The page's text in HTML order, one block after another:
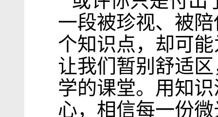
一段被珍视、被
个知识点，却可
让我们暂别舒适
学的课堂。用知
心，相信每一份